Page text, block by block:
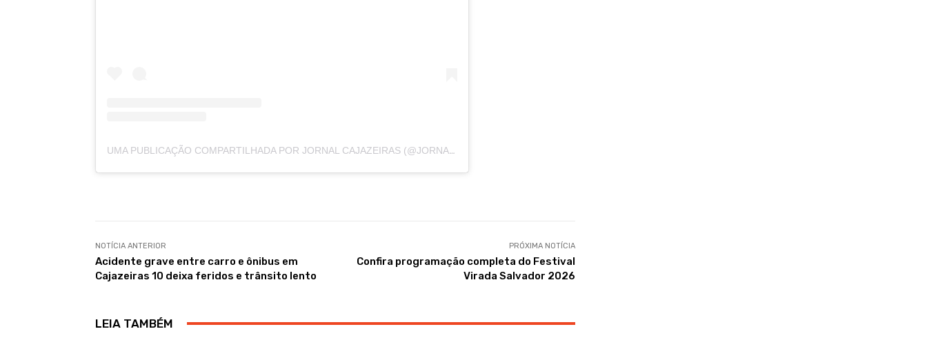
UMA PUBLICAÇÃO COMPARTILHADA POR JORNAL CAJAZEIRAS (@JORNALCAJAZEIRAS)
NOTÍCIA ANTERIOR
Acidente grave entre carro e ônibus em
Cajazeiras 10 deixa feridos e trânsito lento
PRÓXIMA NOTÍCIA
Confira programação completa do Festival
Virada Salvador 2026
LEIA TAMBÉM